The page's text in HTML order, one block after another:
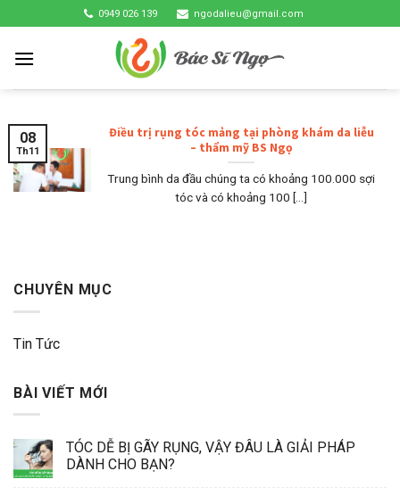
to
content
0949 026 139 ngodalieu@gmail.com
Điều trị rụng tóc mảng tại phòng khám da liễu
– thẩm mỹ BS Ngọ
Trung bình da đầu chúng ta có khoảng 100.000 sợi
tóc và có khoảng 100 [...]
08
Th11
CHUYÊN MỤC
Tin Tức
BÀI VIẾT MỚI
TÓC DỄ BỊ GÃY RỤNG, VẬY ĐÂU LÀ GIẢI PHÁP
DÀNH CHO BẠN?